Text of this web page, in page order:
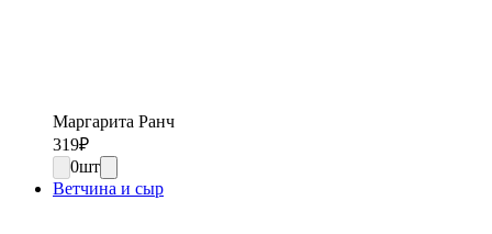
Маргарита Ранч
319₽
0шт
Ветчина и сыр